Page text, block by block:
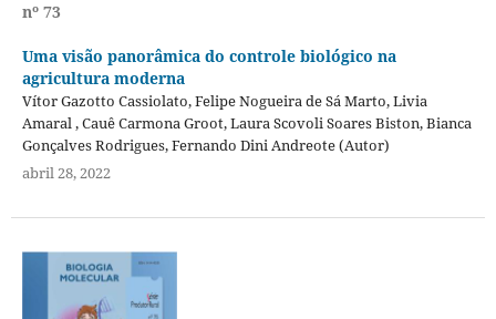
nº 73
Uma visão panorâmica do controle biológico na
agricultura moderna
Vítor Gazotto Cassiolato, Felipe Nogueira de Sá Marto, Livia
Amaral , Cauê Carmona Groot, Laura Scovoli Soares Biston, Bianca
Gonçalves Rodrigues, Fernando Dini Andreote (Autor)
abril 28, 2022